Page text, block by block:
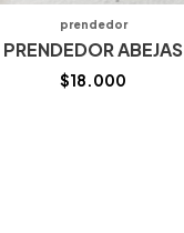
prendedor
PRENDEDOR ABEJAS
$18.000